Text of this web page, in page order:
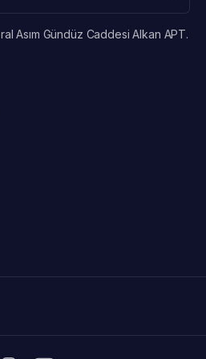
göre araştırır.
Üniversitesi
Bilgi)
Asım Gündüz Caddesi Alkan APT.